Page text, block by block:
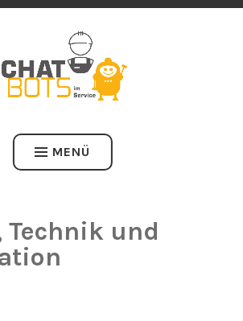
FÜR KMU DES MASCHINENBAUS
IM SERVICE
MENÜ
Technik und